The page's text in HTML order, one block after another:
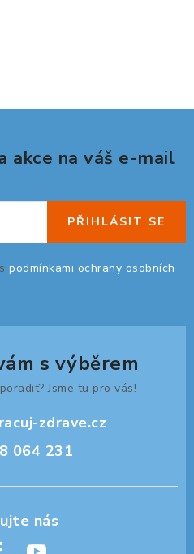
akce na váš e-mail
podmínkami ochrany osobních
PŘIHLÁSIT SE
s výběrem
Jsme tu pro vás!
zdrave.cz
064 231